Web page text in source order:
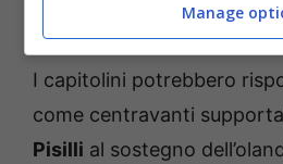
ultime prestazioni.
I capitolini potrebbero
come centravanti
Pisilli al sostegno
Manage